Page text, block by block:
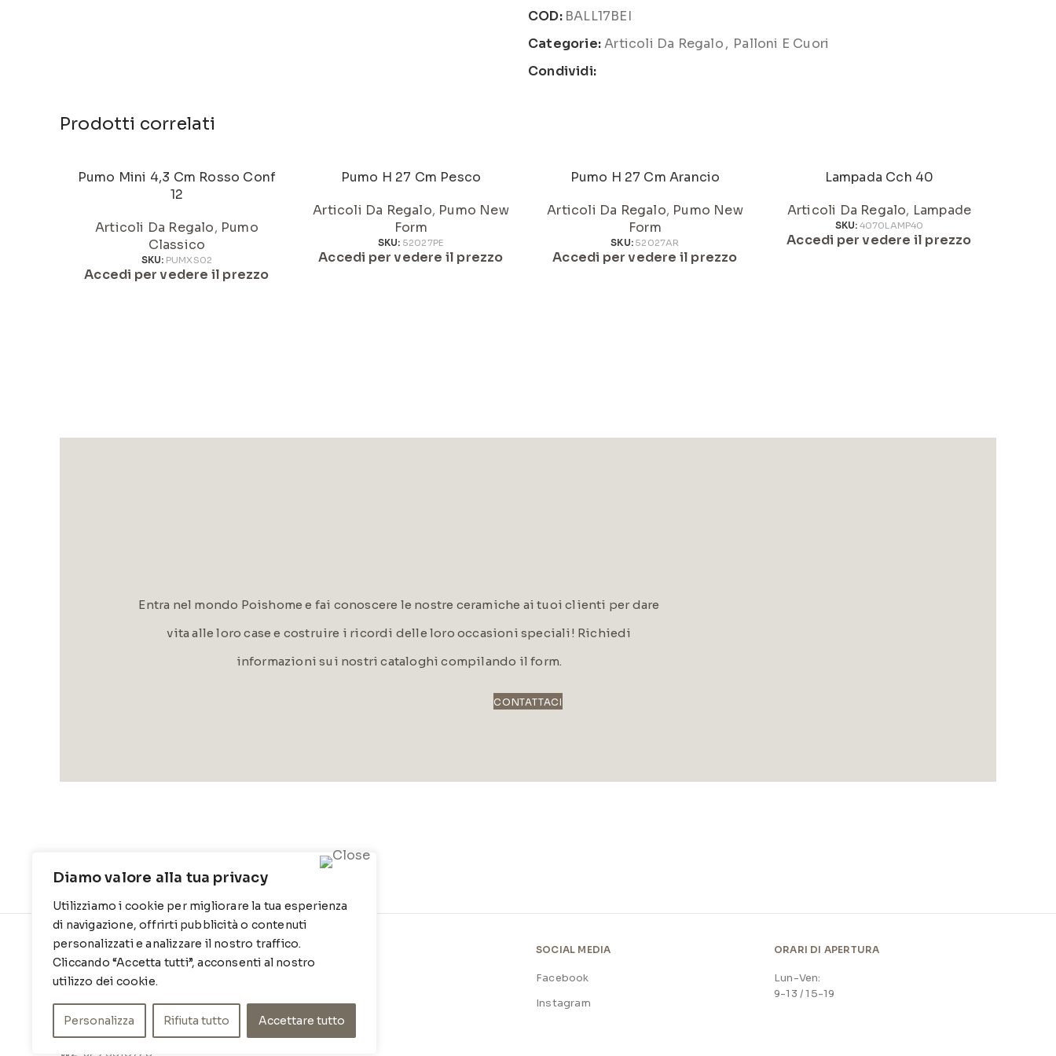
Diamo valore alla tua privacy
Utilizziamo i cookie per migliorare la tua esperienza
di navigazione, offrirti pubblicità o contenuti
personalizzati e analizzare il nostro traffico.
Cliccando “Accetta tutti”, acconsenti al nostro
utilizzo dei cookie.
Personalizza Rifiuta tutto Accettare tutto
COD: BALL17BEI
Categorie: Articoli Da Regalo, Palloni E Cuori
Condividi:
Prodotti correlati
Pumo Mini 4,3 Cm Rosso Conf
12
Articoli Da Regalo, Pumo
Classico
SKU: PUMXS02
Accedi per vedere il prezzo
Pumo H 27 Cm Pesco
Articoli Da Regalo, Pumo New
Form
SKU: 52027PE
Accedi per vedere il prezzo
Pumo H 27 Cm Arancio
Articoli Da Regalo, Pumo New
Form
SKU: 52027AR
Accedi per vedere il prezzo
Lampada Cch 40
Articoli Da Regalo, Lampade
SKU: 4070LAMP40
Accedi per vedere il prezzo
Entra nel mondo Poishome e fai conoscere le nostre ceramiche ai tuoi clienti per dare
vita alle loro case e costruire i ricordi delle loro occasioni speciali! Richiedi
informazioni sui nostri cataloghi compilando il form.
CONTATTACI
CONTATTI
Contrada Locosantissimo 1316 - 70044
T: 080 917 78 89
WZ : 329 6510725
INFO
Cookie Policy
Privacy Policy
SOCIAL MEDIA
Facebook
Instagram
ORARI DI APERTURA
Lun-Ven:
9-13 / 15-19